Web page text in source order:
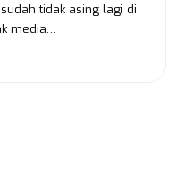
tidak asing lagi di
media…